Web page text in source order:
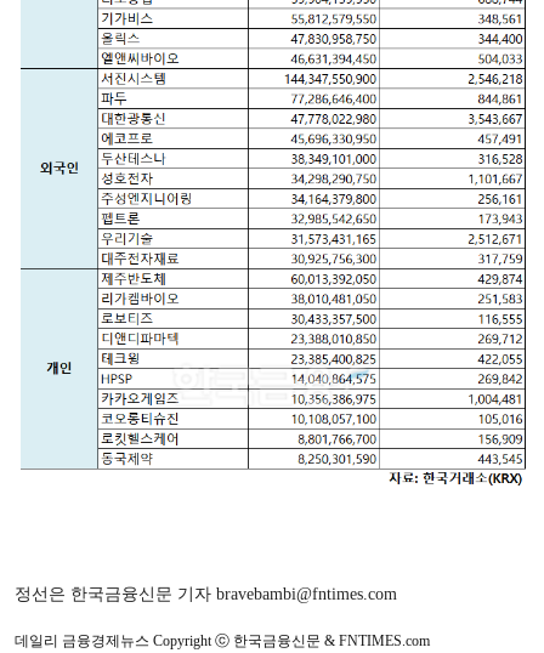
정선은 한국금융신문 기자 bravebambi@fntimes.com
데일리 금융경제뉴스 Copyright ⓒ 한국금융신문 & FNTIMES.com